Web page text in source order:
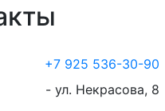
+7 925 536-30-90
- ул. Некрасова, 8